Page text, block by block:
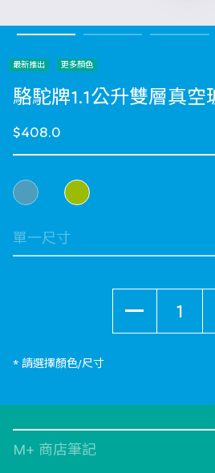
最新推出 更多顏色
駱駝牌1.1公升雙層真空
$408.0
選擇 顏色
* 請選擇顏色/尺寸
M+ 商店筆記